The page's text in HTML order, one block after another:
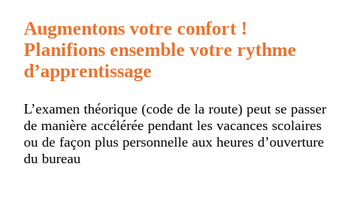
Augmentons votre confort !
Planifions ensemble votre rythme
d’apprentissage
L’examen théorique (code de la route) peut se passer
de manière accélérée pendant les vacances scolaires
ou de façon plus personnelle aux heures d’ouverture
du bureau